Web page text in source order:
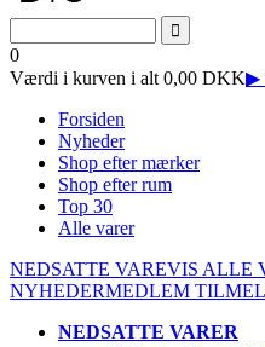
0
Værdi i kurven i alt 0,00 DKK▶
Forsiden
Nyheder
Shop efter mærker
Shop efter rum
Top 30
Alle varer
NEDSATTE VAREVIS ALLE
NYHEDERMEDLEM
NEDSATTE VARER